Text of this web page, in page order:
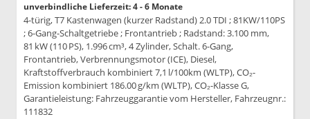
unverbindliche Lieferzeit: 4 - 6 Monate
4-türig, T7 Kastenwagen (kurzer Radstand) 2.0 TDI ; 81KW/110PS
; 6-Gang-Schaltgetriebe ; Frontantrieb ; Radstand: 3.100 mm,
81 kW (110 PS), 1.996 cm³, 4 Zylinder, Schalt. 6-Gang,
Frontantrieb, Verbrennungsmotor (ICE), Diesel,
Kraftstoffverbrauch kombiniert 7,1 l/100km (WLTP), CO₂-
Emission kombiniert 186.00 g/km (WLTP), CO₂-Klasse G,
Garantieleistung: Fahrzeuggarantie vom Hersteller, Fahrzeugnr.:
111832